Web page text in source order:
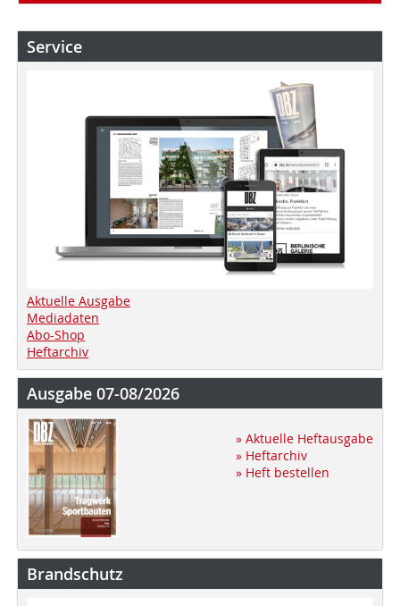
Service
Aktuelle Ausgabe
Mediadaten
Abo-Shop
Heftarchiv
Ausgabe 07-08/2026
» Aktuelle Heftausgabe
» Heftarchiv
» Heft bestellen
Brandschutz